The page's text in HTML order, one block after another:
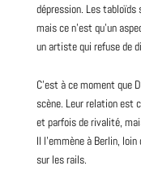
dépression. Les tabloïds
mais ce n’est qu’un
un artiste qui refuse de
C’est à ce moment que
scène. Leur relation est
et parfois de rivalité,
Il l’emmène à Berlin,
sur les rails.